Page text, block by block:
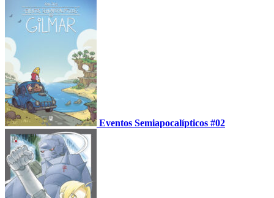
Eventos Semiapocalípticos #02